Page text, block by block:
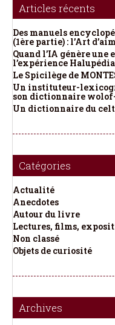
Articles récents
Des manuels
(1ère partie) : l’Art
Quand l’IA génère
l’expérience Halupédia
Le Spicilège de
Un instituteur-
son dictionnaire
Un dictionnaire du
Catégories
Actualité
Anecdotes
Autour du livre
Lectures, films,
Non classé
Objets de curiosité
Archives